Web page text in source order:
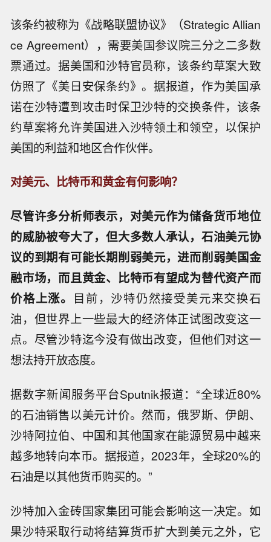
该条约被称为《战略联盟协议》（Strategic Allian
ce Agreement），需要美国参议院三分之二多数
票通过。据美国和沙特官员称，该条约草案大致
仿照了《美日安保条约》。据报道，作为美国承
诺在沙特遭到攻击时保卫沙特的交换条件，该条
约草案将允许美国进入沙特领土和领空，以保护
美国的利益和地区合作伙伴。
对美元、比特币和黄金有何影响？
尽管许多分析师表示，对美元作为储备货币地位
的威胁被夸大了，但大多数人承认，石油美元协
议的到期有可能长期削弱美元，进而削弱美国金
融市场，而且黄金、比特币有望成为替代资产而
价格上涨。 目前，沙特仍然接受美元来交换石
油，但世界上一些最大的经济体正试图改变这一
点。尽管沙特迄今没有做出改变，但他们对这一
想法持开放态度。
据数字新闻服务平台Sputnik报道：“全球近80%
的石油销售以美元计价。然而，俄罗斯、伊朗、
沙特阿拉伯、中国和其他国家在能源贸易中越来
越多地转向本币。据报道，2023年，全球20%的
石油是以其他货币购买的。”
沙特加入金砖国家集团可能会影响这一决定。如
果沙特采取行动将结算货币扩大到美元之外，它